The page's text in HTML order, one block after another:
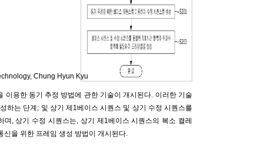
Chung Hyun Kyu
용한 동기 추정 방법에 관한 기술이 개시된다. 이러한 기술
하는 단계; 및 상기 제1베이스 시퀀스 및 상기 수정 시퀀스를
, 상기 수정 시퀀스는, 상기 제1베이스 시퀀스의 복소 켤레
을 위한 프레임 생성 방법이 개시된다.